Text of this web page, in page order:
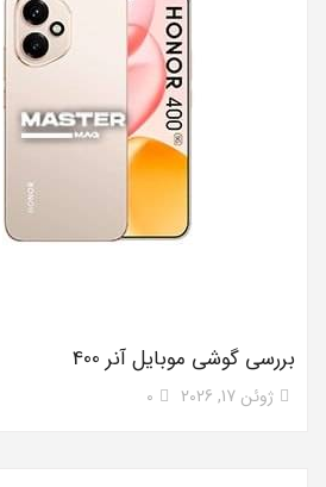
بررسی گوشی موبایل آنر 400
ژوئن 17, 2026 0